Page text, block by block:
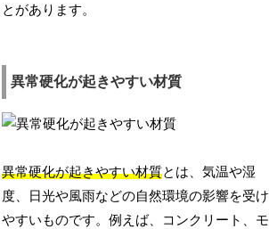
とがあります。
異常硬化が起きやすい材質
異常硬化が起きやすい材質とは、気温や湿
度、日光や風雨などの自然環境の影響を受け
やすいものです。例えば、コンクリート、モ